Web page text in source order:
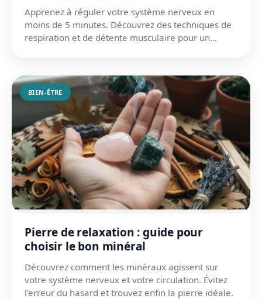
Apprenez à réguler votre système nerveux en
moins de 5 minutes. Découvrez des techniques de
respiration et de détente musculaire pour un
BIEN-ÊTRE
Pierre de relaxation : guide pour
choisir le bon minéral
Découvrez comment les minéraux agissent sur
votre système nerveux et votre circulation. Évitez
l'erreur du hasard et trouvez enfin la pierre idéale.